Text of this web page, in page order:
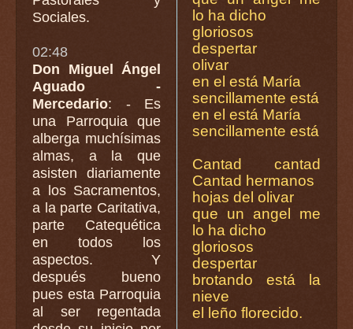
Sociales.
02:48
Don Miguel Ángel
Aguado -
Mercedario: - Es
una Parroquia que
alberga muchísimas
almas, a la que
asisten diariamente
a los Sacramentos,
a la parte Caritativa,
parte Catequética
en todos los
aspectos. Y
después bueno
pues esta Parroquia
al ser regentada
lo ha dicho
gloriosos
despertar
olivar
en el está María
sencillamente está
en el está María
sencillamente está
Cantad cantad
Cantad hermanos
hojas del olivar
que un angel me
lo ha dicho
gloriosos
despertar
brotando está la
nieve
el leño florecido.